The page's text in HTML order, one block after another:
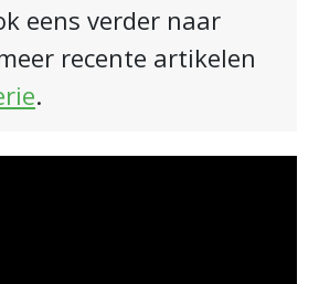
eens verder naar
recente artikelen
.